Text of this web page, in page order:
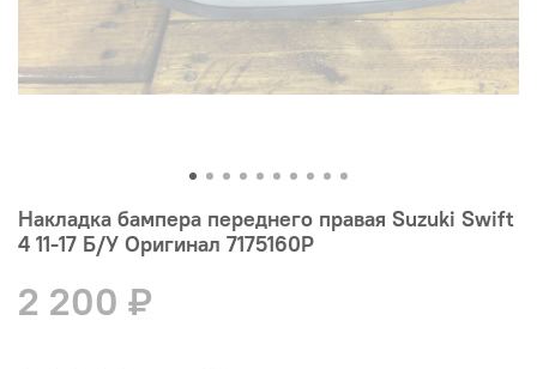
Накладка бампера переднего правая Suzuki Swift
4 11-17 Б/У Оригинал 7175160P
2 200 ₽